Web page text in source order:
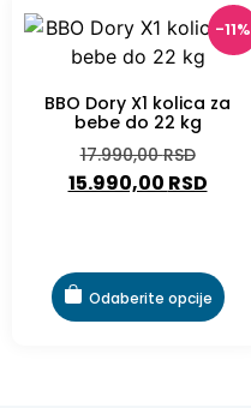
-11%
BBO Dory X1 kolica za
bebe do 22 kg
17.990,00RSD
15.990,00 RSD
Odaberite opcije